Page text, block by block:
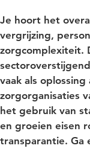
Je hoort het
vergrijzing,
zorgcomplexiteit.
vaak als
zorgorganisaties
het gebruik van
en groeien eisen
transparantie. Ga